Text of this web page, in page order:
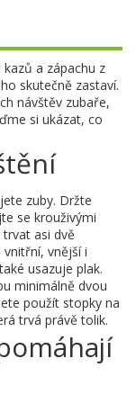
a zápachu z
skutečně zastaví.
návštěv zubaře,
si ukázat, co
zuby. Držte
se krouživými
asi dvě
vnější i
usazuje plak.
minimálně dvou
použít stopky na
trvá právě tolik.